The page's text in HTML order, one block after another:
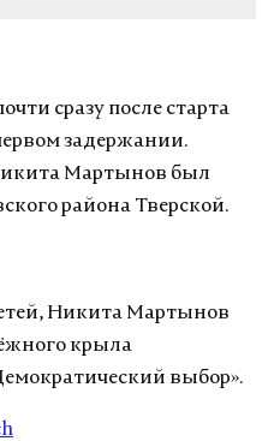
сразу после старта
задержании.
Мартынов был
района Тверской.
Никита Мартынов
крыла
выбор».